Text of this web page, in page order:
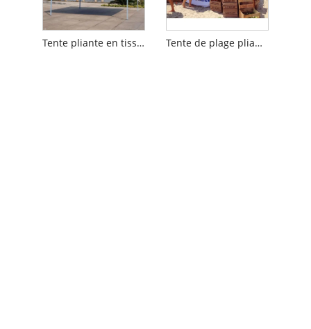
Tente pliante en tissu Oxford Tente de plage pliante résistante aux UV pour les festivals